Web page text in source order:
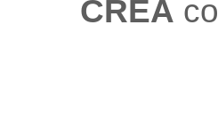
CREA